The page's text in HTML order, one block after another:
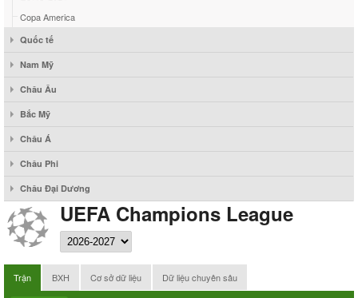
Copa America
Quốc tế
Nam Mỹ
Châu Âu
Bắc Mỹ
Châu Á
Châu Phi
Châu Đại Dương
UEFA Champions League
Trận BXH Cơ sở dữ liệu Dữ liệu chuyên sâu